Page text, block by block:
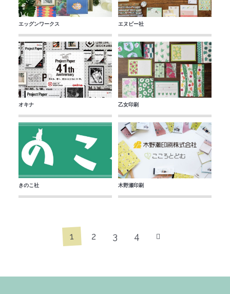
エッグンワークス エヌビー社
オキナ 乙女印刷
きのこ社 木野瀬印刷
1 2 3 4